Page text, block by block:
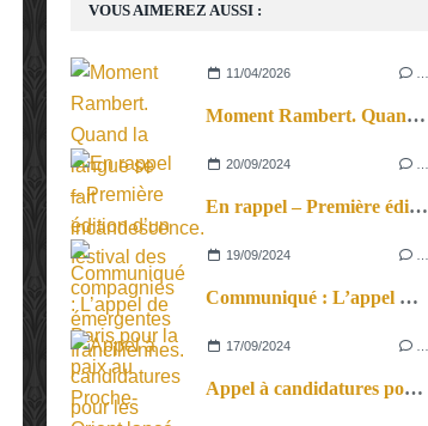
VOUS AIMEREZ AUSSI :
11/04/2026
Moment Rambert. Quand la langue se fait incandescence.
20/09/2024
En rappel – Première édition d’un festival des compagnies émergentes franciliennes.
19/09/2024
Communiqué : L’appel de Paris pour la paix au Proche-Orient lancé par des militants pacifistes palestiniens et israéliens lancé par les Guerrières de la Paix au Théâtre de la Colline
17/09/2024
Appel à candidatures pour les Présentations de Projets de Création cirque de la Biennale Internationale des Arts du Cirque.